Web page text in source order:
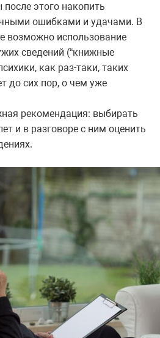
этого накопить
ошибками и удачами. В
возможно использование
сведений (“книжные
как раз-таки, таких
до сих пор, о чем уже
рекомендация: выбирать
и в разговоре с ним оценить